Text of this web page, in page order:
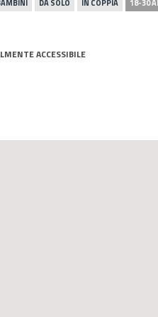
DA SOLO IN COPPIA 18-30
ACCESSIBILE